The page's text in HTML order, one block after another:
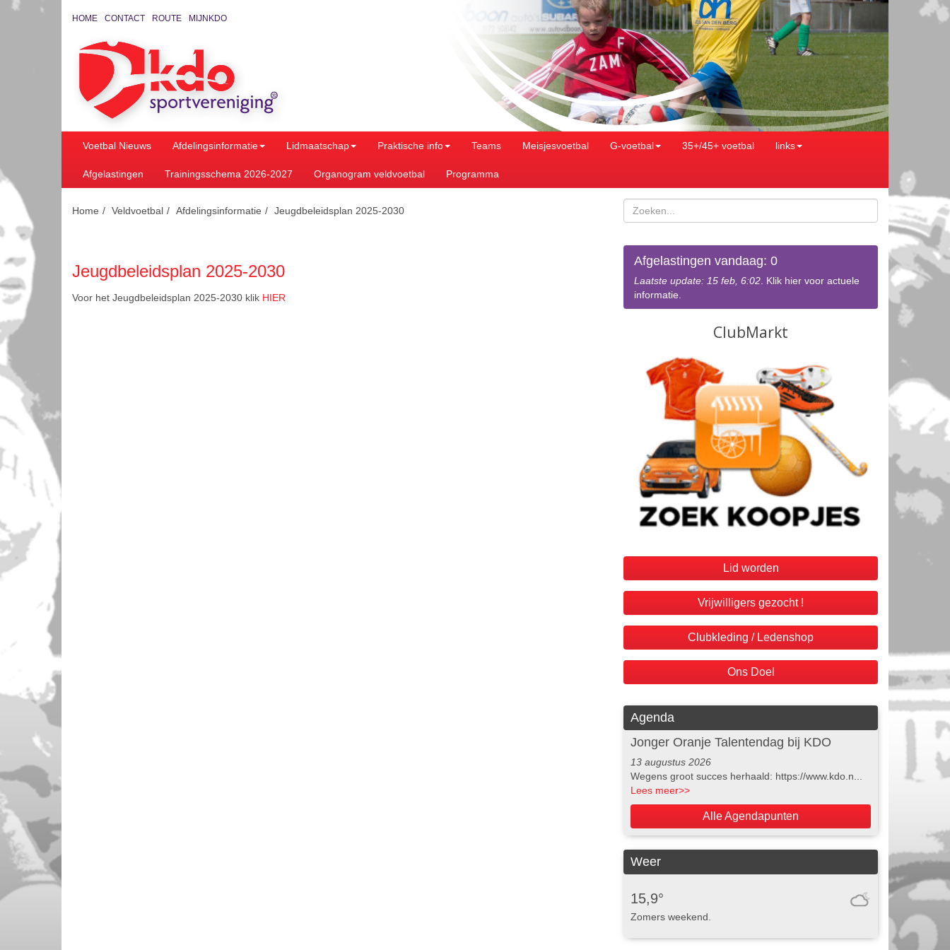
HOME CONTACT ROUTE MIJNKDO
Voetbal Nieuws Afdelingsinformatie Lidmaatschap Praktische info Teams Meisjesvoetbal G-voetbal 35+/45+ voetbal links
Afgelastingen Trainingsschema 2026-2027 Organogram veldvoetbal Programma
Home Veldvoetbal Afdelingsinformatie Jeugdbeleidsplan 2025-2030
Jeugdbeleidsplan 2025-2030
Voor het Jeugdbeleidsplan 2025-2030 klik HIER
Afgelastingen vandaag: 0
Laatste update: 15 feb, 6:02 . Klik hier voor actuele
informatie.
Lid worden
Vrijwilligers gezocht !
Clubkleding / Ledenshop
Ons Doel
Agenda
Jonger Oranje Talentendag bij KDO
13 augustus 2026
Wegens groot succes herhaald: https://www.kdo.n...
Lees meer>>
Alle Agendapunten
Weer
15,9°
Zomers weekend